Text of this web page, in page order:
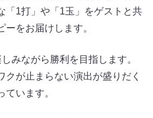
「1打」や「1玉」をゲストと共
をお届けします。
みながら勝利を目指します。
クが止まらない演出が盛りだく
ています。